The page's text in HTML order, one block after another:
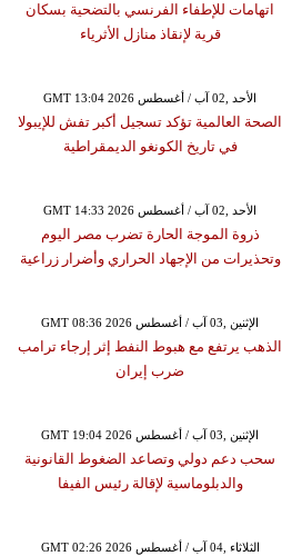
اتهامات للإطفاء الفرنسي بالتضحية بسكان
قرية لإنقاذ منازل الأثرياء
GMT 13:04 2026 الأحد ,02 آب / أغسطس
الصحة العالمية تؤكد تسجيل أكبر تفش للإيبولا
في تاريخ الكونغو الديمقراطية
GMT 14:33 2026 الأحد ,02 آب / أغسطس
ذروة الموجة الحارة تضرب مصر اليوم
وتحذيرات من الإجهاد الحراري وأضرار زراعية
GMT 08:36 2026 الإثنين ,03 آب / أغسطس
الذهب يرتفع مع هبوط النفط إثر إرجاء ترامب
ضرب إيران
GMT 19:04 2026 الإثنين ,03 آب / أغسطس
سحب دعم دولي وتصاعد الضغوط القانونية
والدبلوماسية لإقالة رئيس الفيفا
GMT 02:26 2026 الثلاثاء ,04 آب / أغسطس